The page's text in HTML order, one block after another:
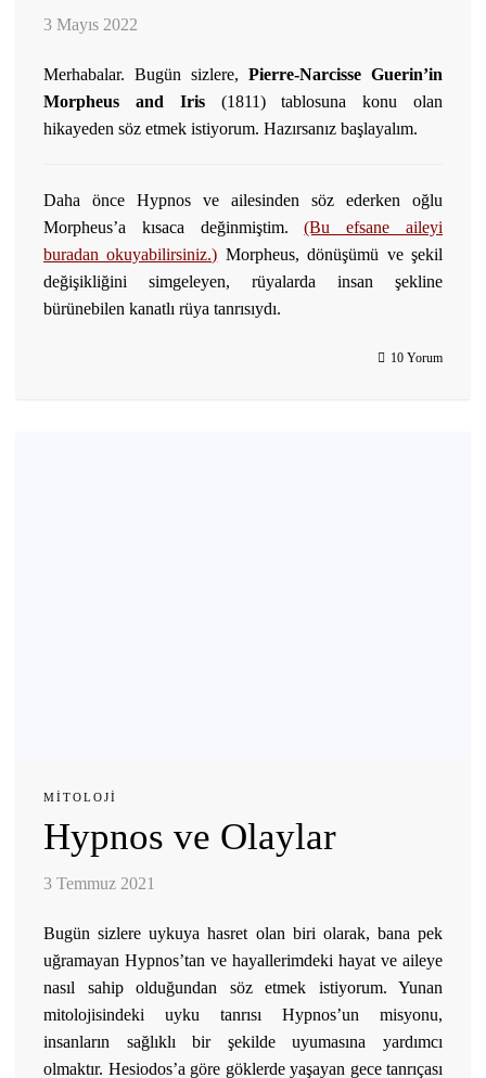
3 Mayıs 2022
Merhabalar. Bugün sizlere, Pierre-Narcisse Guerin’in
Morpheus and Iris(1811) tablosuna konu olan
hikayeden söz etmek istiyorum. Hazırsanız başlayalım.
Daha önce Hypnos ve ailesinden söz ederken oğlu
Morpheus’a kısaca değinmiştim.
(Bu efsane aileyi
buradan okuyabilirsiniz.) Morpheus, dönüşümü ve şekil
değişikliğini simgeleyen, rüyalarda insan şekline
bürünebilen kanatlı rüya tanrısıydı.
10 Yorum
MITOLOJI
Hypnos ve Olaylar
3 Temmuz 2021
Bugün sizlere uykuya hasret olan biri olarak, bana pek
uğramayan Hypnos’tan ve hayallerimdeki hayat ve aileye
nasıl sahip olduğundan söz etmek istiyorum. Yunan
mitolojisindeki uyku tanrısı Hypnos’un misyonu,
insanların sağlıklı bir şekilde uyumasına yardımcı
olmaktır. Hesiodos’a göre göklerde yaşayan gece tanrıçası